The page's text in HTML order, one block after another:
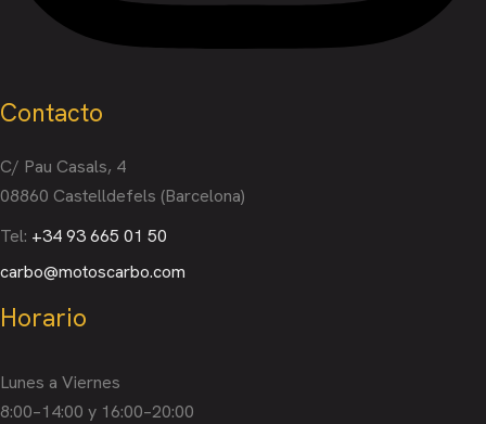
Contacto
C/ Pau Casals, 4
08860 Castelldefels (Barcelona)
Tel: +34 93 665 01 50
carbo@motoscarbo.com
Horario
Lunes a Viernes
8:00–14:00 y 16:00–20:00